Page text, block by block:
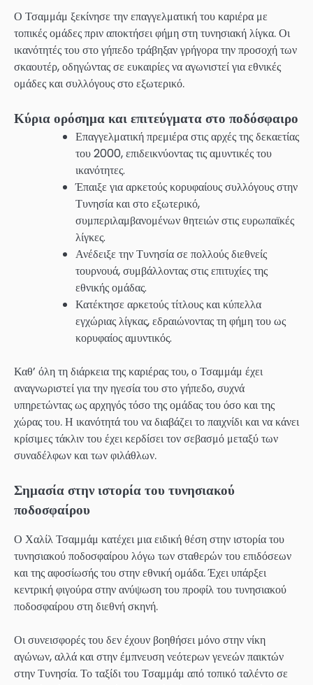
Ο Τσαμμάμ ξεκίνησε την επαγγελματική του καριέρα με
τοπικές ομάδες πριν αποκτήσει φήμη στη τυνησιακή λίγκα. Οι
ικανότητές του στο γήπεδο τράβηξαν γρήγορα την προσοχή των
σκαουτέρ, οδηγώντας σε ευκαιρίες να αγωνιστεί για εθνικές
ομάδες και συλλόγους στο εξωτερικό.
Κύρια ορόσημα και επιτεύγματα στο ποδόσφαιρο
Επαγγελματική πρεμιέρα στις αρχές της δεκαετίας
του 2000, επιδεικνύοντας τις αμυντικές του
ικανότητες.
Έπαιξε για αρκετούς κορυφαίους συλλόγους στην
Τυνησία και στο εξωτερικό,
συμπεριλαμβανομένων θητειών στις ευρωπαϊκές
λίγκες.
Ανέδειξε την Τυνησία σε πολλούς διεθνείς
τουρνουά, συμβάλλοντας στις επιτυχίες της
εθνικής ομάδας.
Κατέκτησε αρκετούς τίτλους και κύπελλα
εγχώριας λίγκας, εδραιώνοντας τη φήμη του ως
κορυφαίος αμυντικός.
Καθ’ όλη τη διάρκεια της καριέρας του, ο Τσαμμάμ έχει
αναγνωριστεί για την ηγεσία του στο γήπεδο, συχνά
υπηρετώντας ως αρχηγός τόσο της ομάδας του όσο και της
χώρας του. Η ικανότητά του να διαβάζει το παιχνίδι και να κάνει
κρίσιμες τάκλιν του έχει κερδίσει τον σεβασμό μεταξύ των
συναδέλφων και των φιλάθλων.
Σημασία στην ιστορία του τυνησιακού
ποδοσφαίρου
Ο Χαλίλ Τσαμμάμ κατέχει μια ειδική θέση στην ιστορία του
τυνησιακού ποδοσφαίρου λόγω των σταθερών του επιδόσεων
και της αφοσίωσής του στην εθνική ομάδα. Έχει υπάρξει
κεντρική φιγούρα στην ανύψωση του προφίλ του τυνησιακού
ποδοσφαίρου στη διεθνή σκηνή.
Οι συνεισφορές του δεν έχουν βοηθήσει μόνο στην νίκη
αγώνων, αλλά και στην έμπνευση νεότερων γενεών παικτών
στην Τυνησία. Το ταξίδι του Τσαμμάμ από τοπικό ταλέντο σε